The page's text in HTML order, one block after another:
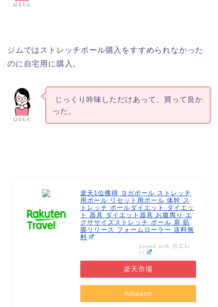
はるもえ
ジムではストレッチポール購入をすすめられなかった
のに自宅用に購入。
はるもえ
じっくり吟味しただけあって、買って良か
った。
楽天1位獲得 ヨガポール ストレッチ
用ポール リセット用ポール 体幹 ス
トレッチ ポールダイエット ダイエッ
ト 器具 ダイエット器具 お腹周り エ
クササイズストレッチ ポール 肩 筋
膜リリース フォームローラー 送料無
料
posted with カエレ
バ
楽天市場
Amazon